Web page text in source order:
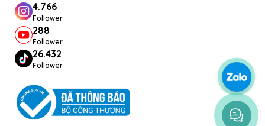
4.766
Follower
288
Follower
26.432
Follower